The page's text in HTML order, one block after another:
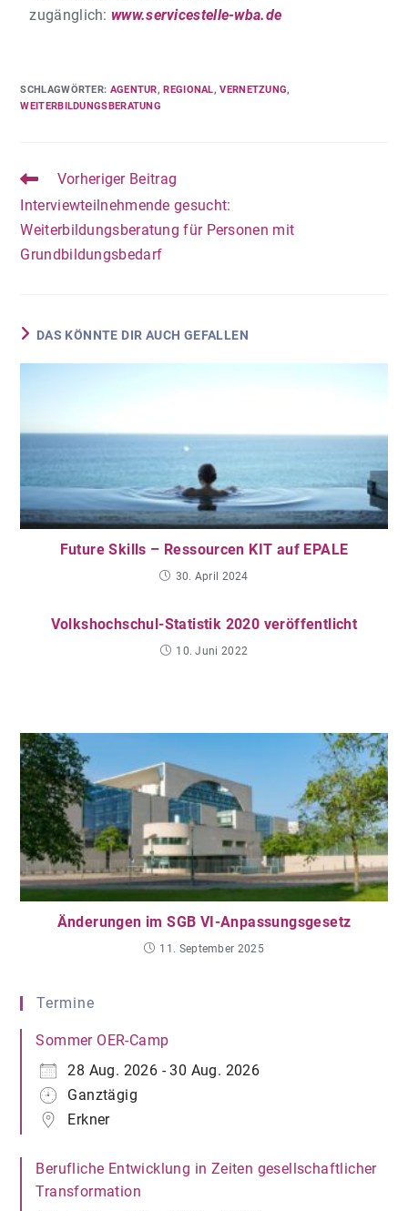
zugänglich: www.servicestelle-wba.de
SCHLAGWÖRTER: AGENTUR, REGIONAL, VERNETZUNG,
WEITERBILDUNGSBERATUNG
Vorheriger Beitrag
Interviewteilnehmende gesucht:
Weiterbildungsberatung für Personen mit
Grundbildungsbedarf
DAS KÖNNTE DIR AUCH GEFALLEN
Future Skills – Ressourcen KIT auf EPALE
30. April 2024
Volkshochschul-Statistik 2020 veröffentlicht
10. Juni 2022
Änderungen im SGB VI-Anpassungsgesetz
11. September 2025
Termine
Sommer OER-Camp
28 Aug. 2026 - 30 Aug. 2026
Ganztägig
Erkner
Berufliche Entwicklung in Zeiten gesellschaftlicher
Transformation